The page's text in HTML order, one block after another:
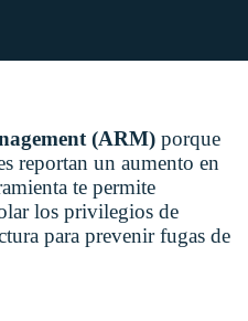
(ARM) porque
reportan un aumento en
te permite
los privilegios de
para prevenir fugas de